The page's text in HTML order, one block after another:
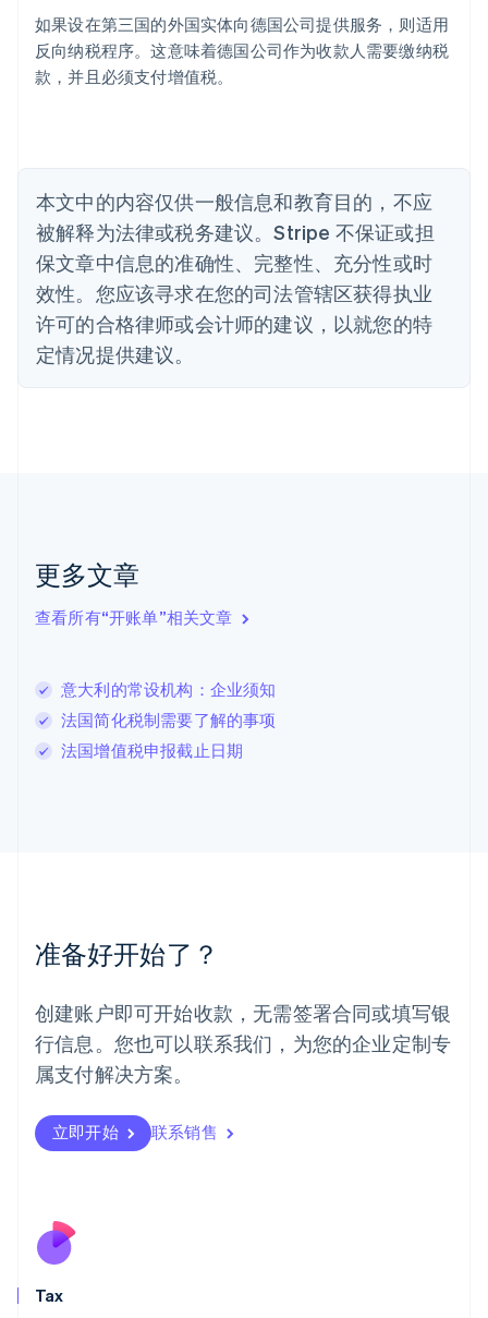
如果设在第三国的外国实体向德国公司提供服务，则适用
反向纳税程序。这意味着德国公司作为收款人需要缴纳税
款，并且必须支付增值税。
本文中的内容仅供一般信息和教育目的，不应
被解释为法律或税务建议。Stripe 不保证或担
保文章中信息的准确性、完整性、充分性或时
效性。您应该寻求在您的司法管辖区获得执业
许可的合格律师或会计师的建议，以就您的特
定情况提供建议。
更多文章
查看所有“开账单”相关文章
意大利的常设机构：企业须知
法国简化税制需要了解的事项
法国增值税申报截止日期
准备好开始了？
创建账户即可开始收款，无需签署合同或填写银
行信息。您也可以联系我们，为您的企业定制专
属支付解决方案。
立即开始 联系销售
Tax
English
巴西
PortuguêsEnglish
English
丹麦
English
德国
DeutschEnglish
法国
FrançaisEnglish
芬兰
EnglishSvenska
English Italiano
拉脱维亚
立陶宛
DeutschEnglish
卢森堡
Français DeutschEnglish
罗马尼亚
墨西哥
EspañolEnglish
English
葡萄牙
PortuguêsEnglish
日本
瑞典
Svenska English
瑞士
English
斯洛伐克